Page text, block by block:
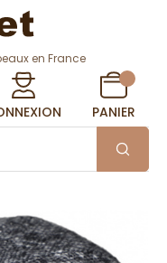
en France
PANIER